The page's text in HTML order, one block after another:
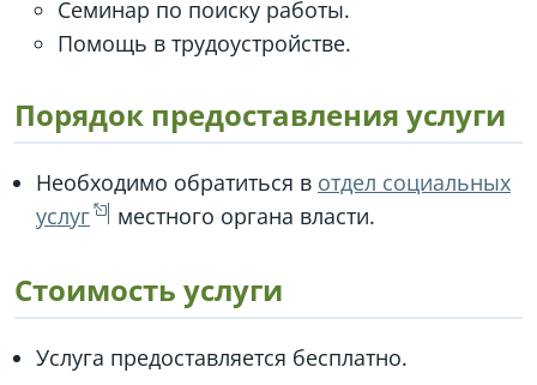
Семинар по поиску работы.
Помощь в трудоустройстве.
Порядок предоставления услуги
Необходимо обратиться в отдел социальных
услуг
местного органа власти.
Стоимость услуги
Услуга предоставляется бесплатно.